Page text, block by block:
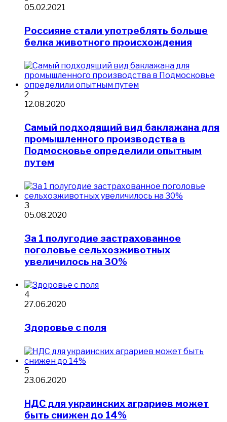
05.02.2021
Россияне стали употреблять больше
белка животного происхождения
2
12.08.2020
Самый подходящий вид баклажана для
промышленного производства в
Подмосковье определили опытным
путем
3
05.08.2020
За 1 полугодие застрахованное
поголовье сельхозживотных
увеличилось на 30%
4
27.06.2020
Здоровье с поля
5
23.06.2020
НДС для украинских аграриев может
быть снижен до 14%